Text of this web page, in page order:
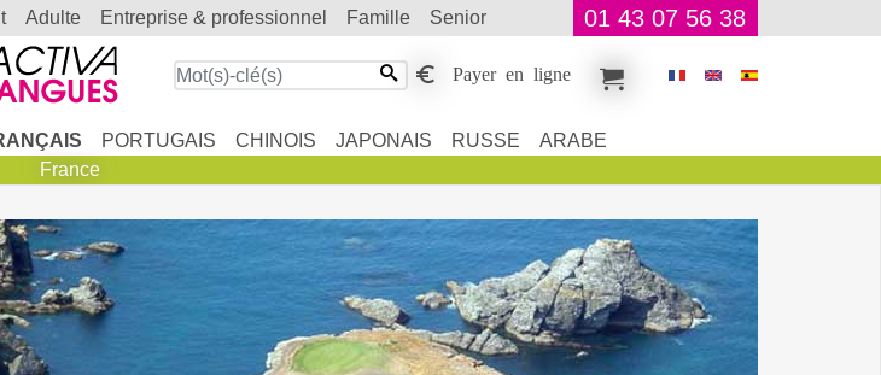
adulte entreprise & professionnel famille senior 01 43 07 56 38
Payer en ligne
PORTUGAIS CHINOIS JAPONAIS RUSSE
ARABE
France